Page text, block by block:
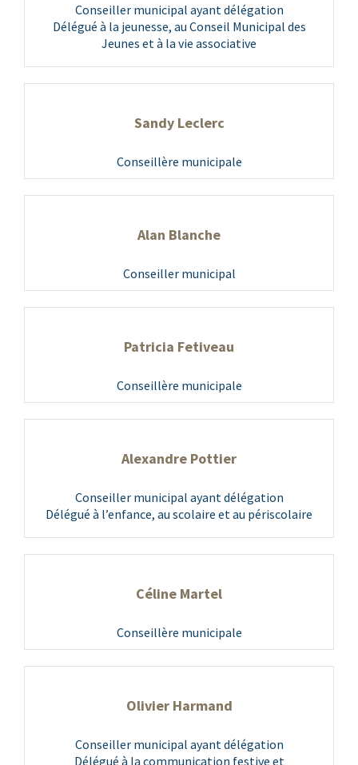
Conseiller municipal ayant délégation
Délégué à la jeunesse, au Conseil Municipal des
Jeunes et à la vie associative
Sandy Leclerc
Conseillère municipale
Alan Blanche
Conseiller municipal
Patricia Fetiveau
Conseillère municipale
Alexandre Pottier
Conseiller municipal ayant délégation
Délégué à l’enfance, au scolaire et au périscolaire
Céline Martel
Conseillère municipale
Olivier Harmand
Conseiller municipal ayant délégation
Délégué à la communication festive et